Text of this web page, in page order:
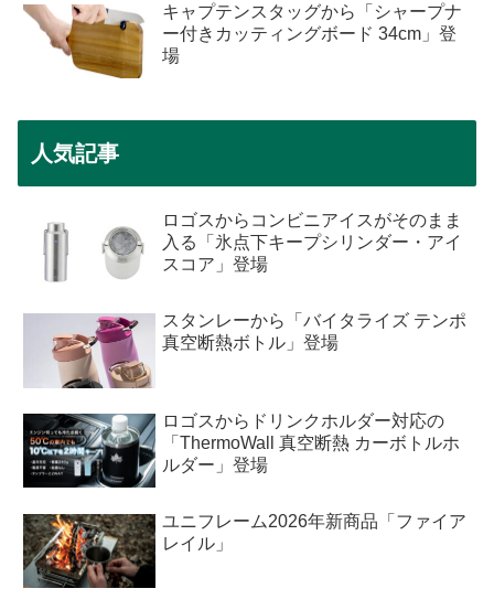
キャプテンスタッグから「シャープナ
ー付きカッティングボード 34cm」登
場
人気記事
ロゴスからコンビニアイスがそのまま
入る「氷点下キープシリンダー・アイ
スコア」登場
スタンレーから「バイタライズ テンポ
真空断熱ボトル」登場
ロゴスからドリンクホルダー対応の
「ThermoWall 真空断熱 カーボトルホ
ルダー」登場
ユニフレーム2026年新商品「ファイア
レイル」